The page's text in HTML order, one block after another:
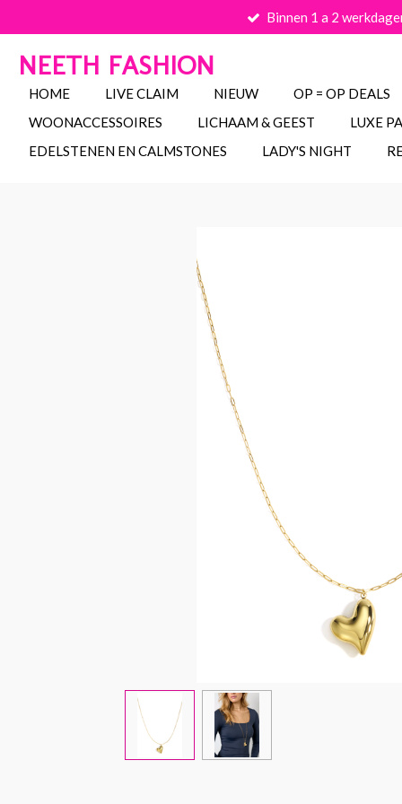
direct
naar
de
hoofdinhoud
Binnen 1 a 2
NEETH FASHION
HOME LIVE CLAIM NIEUW OP = OP DEALS
WOONACCESSOIRES
LICHAAM & GEEST LUXE
EDELSTENEN EN CALMSTONES
LADY'S NIGHT